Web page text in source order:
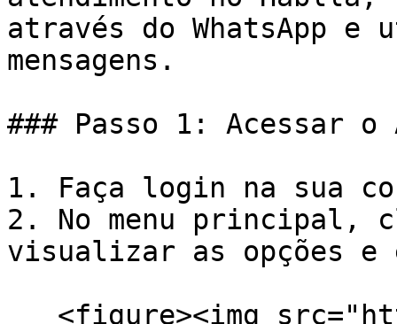
através do WhatsApp
mensagens.
### Passo 1: Acessar o
1. Faça login na sua
2. No menu principal,
visualizar as opções e